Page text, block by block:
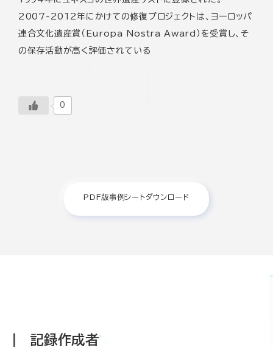
2007-2012年にかけての修復プロジェクトは、ヨーロッパ
連合文化遺産賞（Europa Nostra Award）を受賞し、そ
の保存活動が高く評価されている
0
PDF版事例シートダウンロード
記録作成者